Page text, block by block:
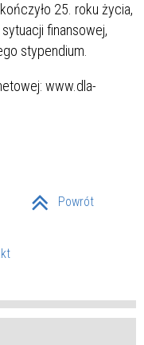
25. roku życia,
finansowej,
stypendium.
www.dla-
Powrót